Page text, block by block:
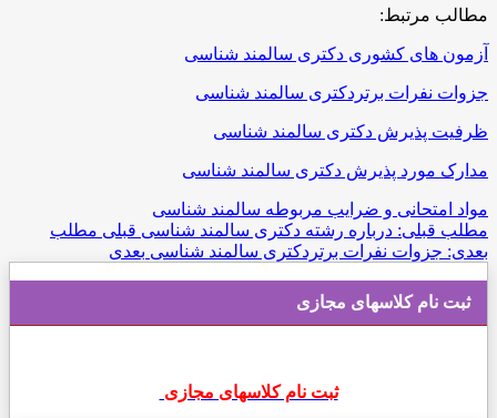
مطالب مرتبط:
آزمون های کشوری دکتری سالمند شناسی
جزوات نفرات برتردکتری سالمند شناسی
ظرفیت پذیرش دکتری سالمند شناسی
مدارک مورد پذیرش دکتری سالمند شناسی
مواد امتحانی و ضرایب مربوطه سالمند شناسی
مطلب قبلی: درباره رشته دکتری سالمند شناسی قبلی مطلب
بعدی: جزوات نفرات برتردکتری سالمند شناسی بعدی
ثبت نام کلاسهای مجازی
ثبت نام کلاسهای مجازی